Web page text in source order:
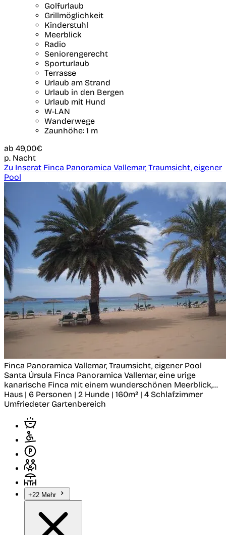
Golfurlaub
Grillmöglichkeit
Kinderstuhl
Meerblick
Radio
Seniorengerecht
Sporturlaub
Terrasse
Urlaub am Strand
Urlaub in den Bergen
Urlaub mit Hund
W-LAN
Wanderwege
Zaunhöhe: 1 m
ab 49,00€
p. Nacht
Zu Inserat Finca Panoramica Vallemar, Traumsicht, eigener
Pool
Finca Panoramica Vallemar, Traumsicht, eigener Pool
Santa Úrsula Finca Panoramica Vallemar, eine urige
kanarische Finca mit einem wunderschönen Meerblick,...
Haus | 6 Personen | 2 Hunde | 160m² | 4 Schlafzimmer
Umfriedeter Gartenbereich
+22 Mehr